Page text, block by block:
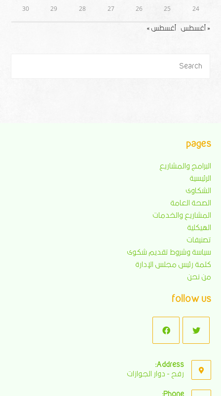
24
25
26
27
28
29
30
« أغسطس أغسطس »
pages
البرامج والمشاريع
الرئيسية
الشكاوى
الصحة العامة
المشاريع والخدمات
الهيكلية
تصنيفات
سياسة وشروط تقديم شكوى
كلمة رئيس مجلس الإدارة
من نحن
follow us
Address:
رفح - دوار الجوازات